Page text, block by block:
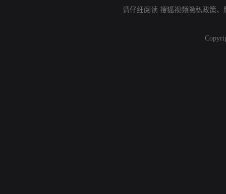
请仔细阅读 搜狐视频隐私政策、